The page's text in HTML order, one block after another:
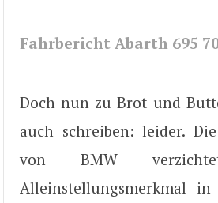
Fahrbericht Abarth 695
Doch nun zu Brot und
auch schreiben: leider.
von BMW
Alleinstellungsmerkmal in